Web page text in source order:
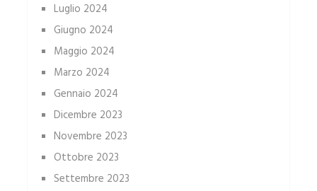
Luglio 2024
Giugno 2024
Maggio 2024
Marzo 2024
Gennaio 2024
Dicembre 2023
Novembre 2023
Ottobre 2023
Settembre 2023